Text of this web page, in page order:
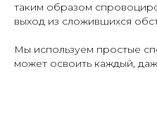
таким образом
выход из сложившихся
Мы используем простые
может освоить каждый,